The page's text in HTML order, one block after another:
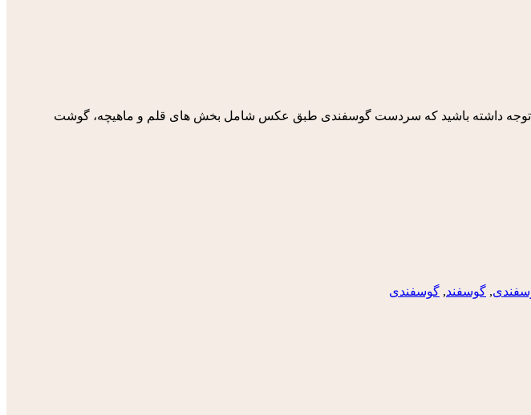
داشته باشید که سردست گوسفندی طبق عکس شامل بخش های قلم و ماهیچه، گوشت
, گوسفند, گوسفندی